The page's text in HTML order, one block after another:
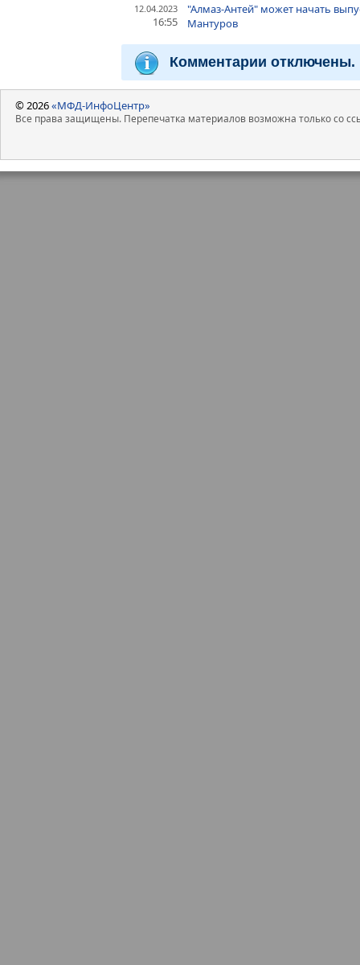
12.04.2023
16:55
"Алмаз-Антей" может начать
Мантуров
Комментарии отключены.
© 2026«МФД-ИнфоЦентр»
Все права защищены. Перепечатка материалов возможна только со